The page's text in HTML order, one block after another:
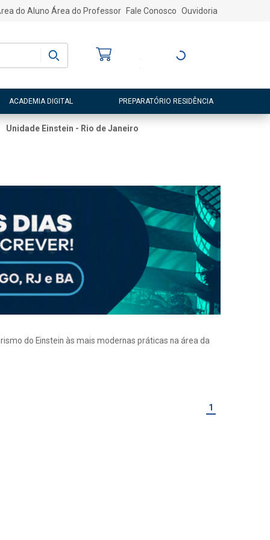
do Aluno Área do Professor Fale Conosco Ouvidoria
Entre ou Cadastre-
ACADEMIA DIGITAL PREPARATÓRIO RESIDÊNCIA
Unidade Einstein - Rio de Janeiro
do Einstein às mais modernas práticas na área da
1